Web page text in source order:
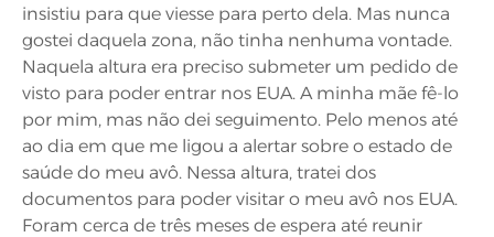
insistiu para que viesse para perto dela. Mas nunca
gostei daquela zona, não tinha nenhuma vontade.
Naquela altura era preciso submeter um pedido de
visto para poder entrar nos EUA. A minha mãe fê-lo
por mim, mas não dei seguimento. Pelo menos até
ao dia em que me ligou a alertar sobre o estado de
saúde do meu avô. Nessa altura, tratei dos
documentos para poder visitar o meu avô nos EUA.
Foram cerca de três meses de espera até reunir